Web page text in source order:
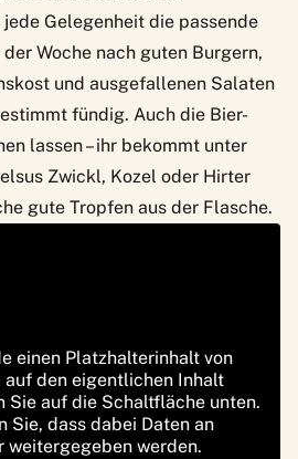
jede Gelegenheit die passende
Woche nach guten Burgern,
und ausgefallenen Salaten
fündig. Auch die Bier-
lassen – ihr bekommt unter
Zwickl, Kozel oder Hirter
gute Tropfen aus der Flasche.
einen Platzhalterinhalt von
auf den eigentlichen Inhalt
Sie auf die Schaltfläche unten.
Sie, dass dabei Daten an
weitergegeben werden.